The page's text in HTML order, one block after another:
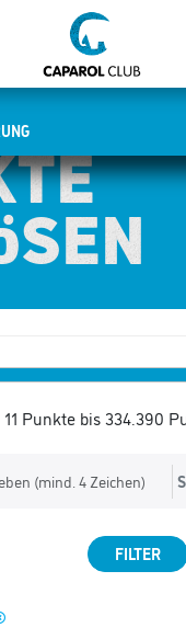
11 Punkte bis 334.390
FILTER